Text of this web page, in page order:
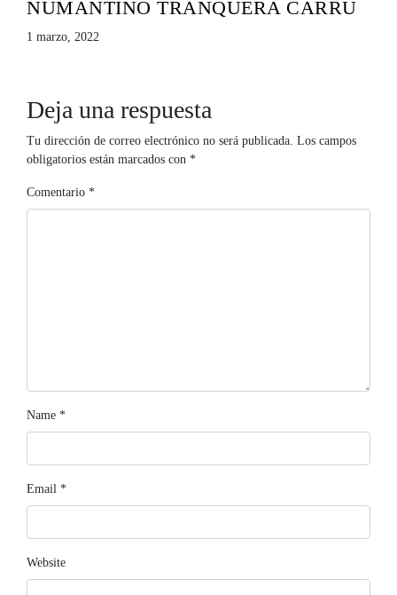
NUMANTINO TRANQUERA CARRU
1 marzo, 2022
Deja una respuesta
Tu dirección de correo electrónico no será publicada. Los campos
obligatorios están marcados con *
Comentario *
Name *
Email *
Website